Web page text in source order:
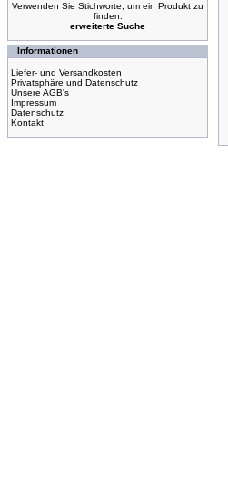
Verwenden Sie Stichworte, um ein Produkt zu
finden.
erweiterte Suche
Informationen
Liefer- und Versandkosten
Privatsphäre und Datenschutz
Unsere AGB's
Impressum
Datenschutz
Kontakt